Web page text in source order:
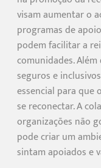
visam aumentar o
programas de
podem facilitar a
comunidades.
seguros e
essencial para que
se reconectar. A
organizações não
pode criar um
sintam apoiados e